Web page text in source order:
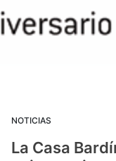
NOTICIAS
La Casa